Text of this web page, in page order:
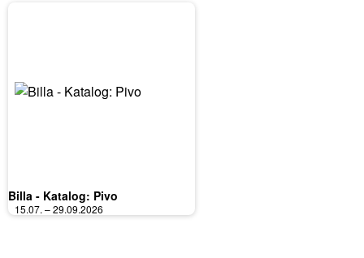
Billa - Katalog: Pivo
15.07. – 29.09.2026